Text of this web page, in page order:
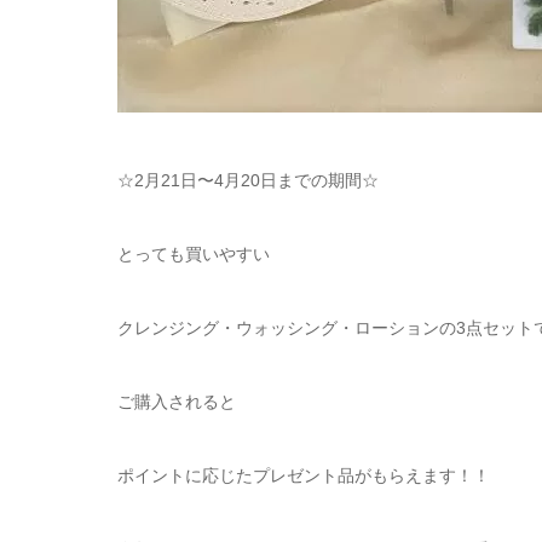
☆2月21日〜4月20日までの期間☆
とっても買いやすい
クレンジング・ウォッシング・ローションの3点セット
ご購入されると
ポイントに応じたプレゼント品がもらえます！！